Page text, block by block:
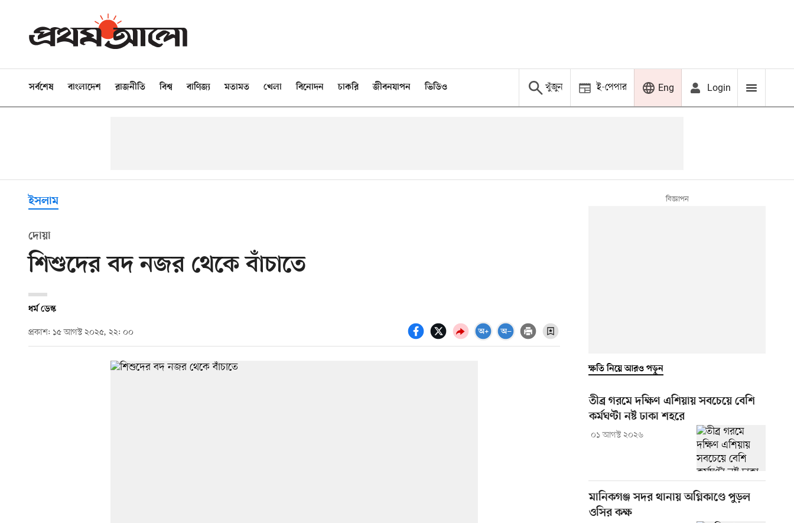
সর্বশেষ বাংলাদেশ রাজনীতি বিশ্ব বাণিজ্য মতামত খেলা বিনোদন চাকরি জীবনযাপন ভিডিও খুঁজুন ই-পেপার Eng Login
ইসলাম
দোয়া
শিশুদের বদ নজর থেকে বাঁচাতে
ধর্ম ডেস্ক
প্রকাশ: ১৫ আগস্ট ২০২৫, ২২: ০০
ক্ষতি নিয়ে আরও পড়ুন
তীব্র গরমে দক্ষিণ এশিয়ায় সবচেয়ে বেশি
কর্মঘণ্টা নষ্ট ঢাকা শহরে
০১ আগস্ট ২০২৬
মানিকগঞ্জ সদর থানায় অগ্নিকাণ্ডে পুড়ল
ওসির কক্ষ